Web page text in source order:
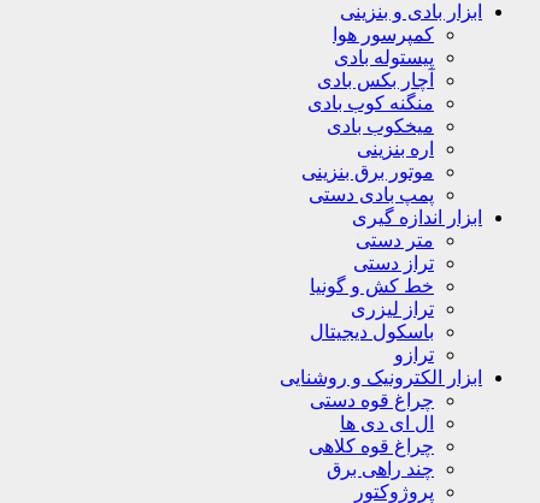
ابزار بادی و بنزینی
کمپرسور هوا
پیستوله بادی
آچار بکس بادی
منگنه کوب بادی
میخکوب بادی
اره بنزینی
موتور برق بنزینی
پمپ بادی دستی
ابزار اندازه گیری
متر دستی
تراز دستی
خط کش و گونیا
تراز لیزری
باسکول دیجیتال
ترازو
ابزار الکترونیک و روشنایی
چراغ قوه دستی
ال ای دی ها
چراغ قوه کلاهی
چند راهی برق
پروژوکتور